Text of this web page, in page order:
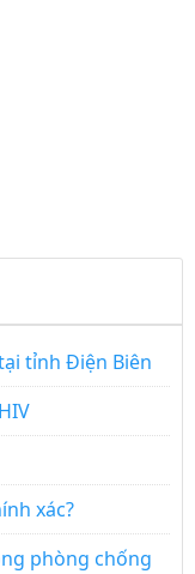
tỉnh Điện Biên
xác?
phòng chống